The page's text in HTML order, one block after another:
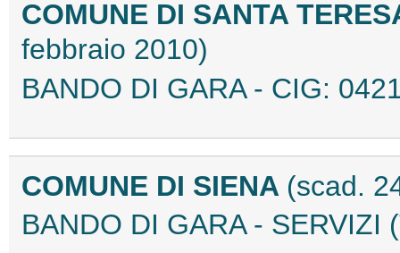
COMUNE DI SANTA
febbraio 2010)
BANDO DI GARA - CIG:
COMUNE DI SIENA (scad.
BANDO DI GARA - SERVIZI